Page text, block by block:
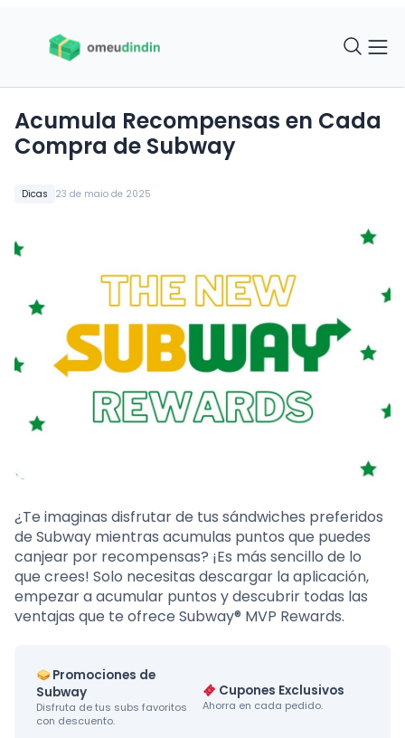
Dicas 23 de maio de 2025
Acumula Recompensas en Cada
Compra de Subway
¿Te imaginas disfrutar de tus sándwiches preferidos
de Subway mientras acumulas puntos que puedes
canjear por recompensas? ¡Es más sencillo de lo
que crees! Solo necesitas descargar la aplicación,
empezar a acumular puntos y descubrir todas las
ventajas que te ofrece Subway® MVP Rewards.
Promociones de
Subway
Disfruta de tus subs favoritos
con descuento.
Cupones Exclusivos
Ahorra en cada pedido.